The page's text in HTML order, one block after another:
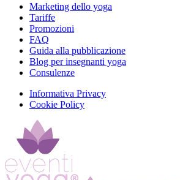
Marketing dello yoga
Tariffe
Promozioni
FAQ
Guida alla pubblicazione
Blog per insegnanti yoga
Consulenze
Informativa Privacy
Cookie Policy